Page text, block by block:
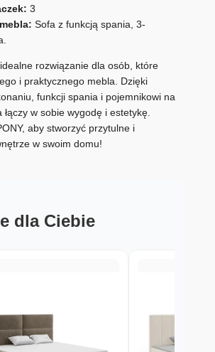
3
Sofa z funkcją spania, 3-
rozwiązanie dla osób, które
i praktycznego mebla. Dzięki
funkcji spania i pojemnikowi na
łączy w sobie wygodę i estetykę.
aby stworzyć przytulne i
w swoim domu!
dla Ciebie